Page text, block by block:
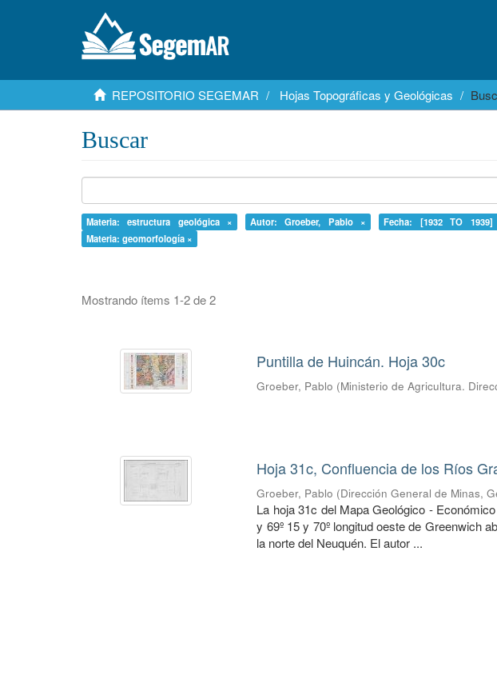
REPOSITORIO SEGEMAR Hojas Topográficas y Geológicas
Buscar
Materia: estructura geológica × Autor: Groeber, Pablo × Fecha: [1932 TO
Materia: geomorfología ×
Mostrando ítems 1-2 de 2
Puntilla de Huincán. Hoja 30c
Groeber, Pablo (Ministerio de Agricultura.
Hoja 31c, Confluencia de los Ríos
Groeber, Pablo (Dirección General de Minas,
La hoja 31c del Mapa Geológico -
y 69º 15 y 70º longitud oeste de Greenwich
la norte del Neuquén. El autor ...